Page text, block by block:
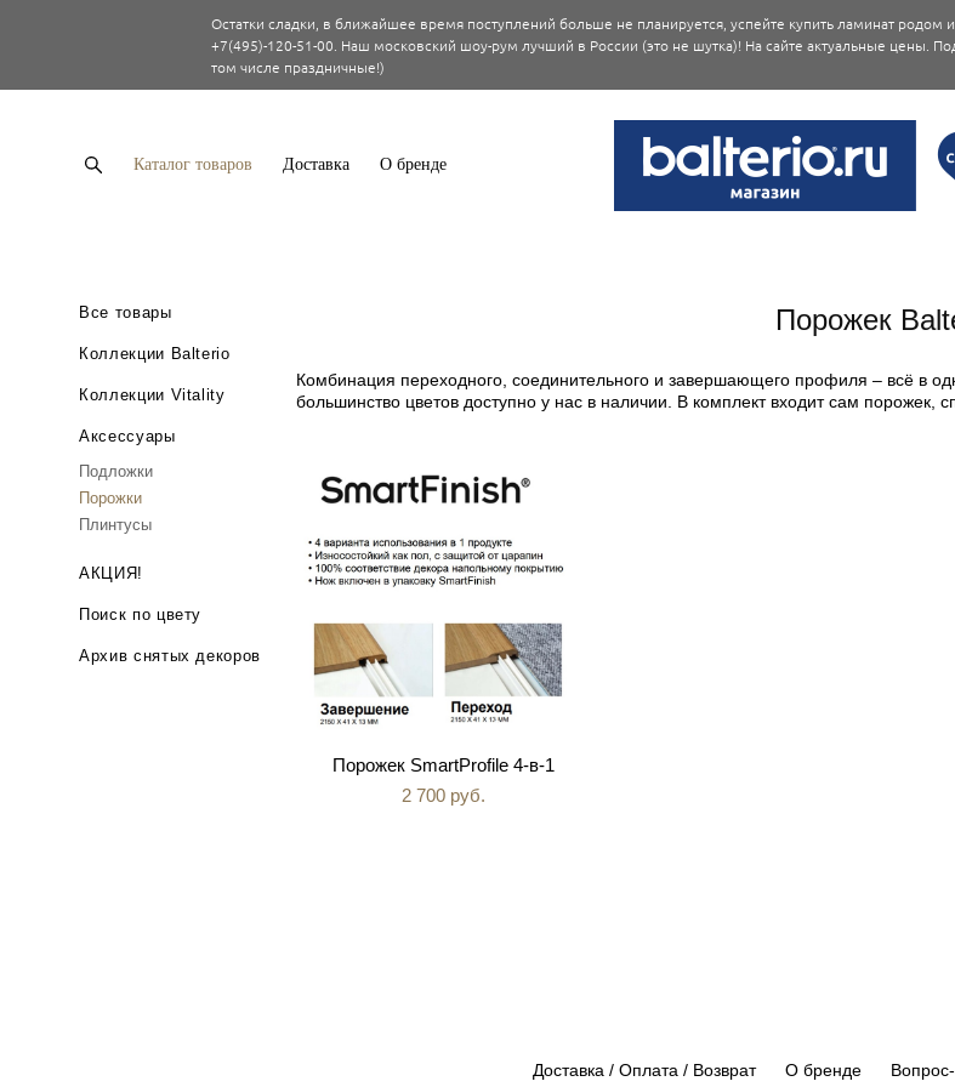
Остатки сладки, в ближайшее время поступлений больше не планируется, успейте купить ламинат родом
+7(495)-120-51-00. Наш московский шоу-рум лучший в России (это не шутка)! На сайте актуальные цены.
том числе праздничные!)
Каталог товаров Доставка О бренде
Все товары
Коллекции Balterio
Коллекции Vitality
Аксессуары
Подложки
Порожки
Плинтусы
АКЦИЯ!
Поиск по цвету
Архив снятых декоров
Порожек
Комбинация переходного, соединительного и завершающего профиля – всё в
большинство цветов доступно у нас в наличии. В комплект входит сам порожек,
SHOW ROOM
Порожек SmartProfile 4-в-1
2 700 pуб.
Доставка / Оплата / Возврат О бренде